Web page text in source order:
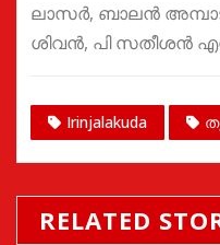
ലാസർ, ബാലൻ
ശിവൻ, പി സതീശൻ
Irinjalakuda
RELATED